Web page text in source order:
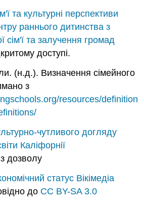
та культурні перспективи
раннього дитинства з
сім'ї та залучення громад
доступі.
(н.д.). Визначення сімейного
з
resources/definition
чутливого догляду
Каліфорнії
дозволу
статус Вікімедіа
до CC BY-SA 3.0